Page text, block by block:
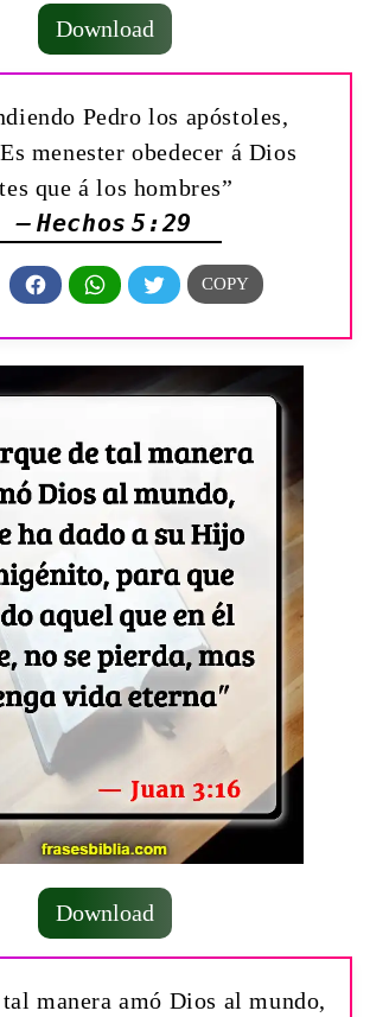
Download
Pedro los apóstoles,
menester obedecer á Dios
que á los hombres”
— Hechos 5:29
Download
tal manera amó Dios al mundo,